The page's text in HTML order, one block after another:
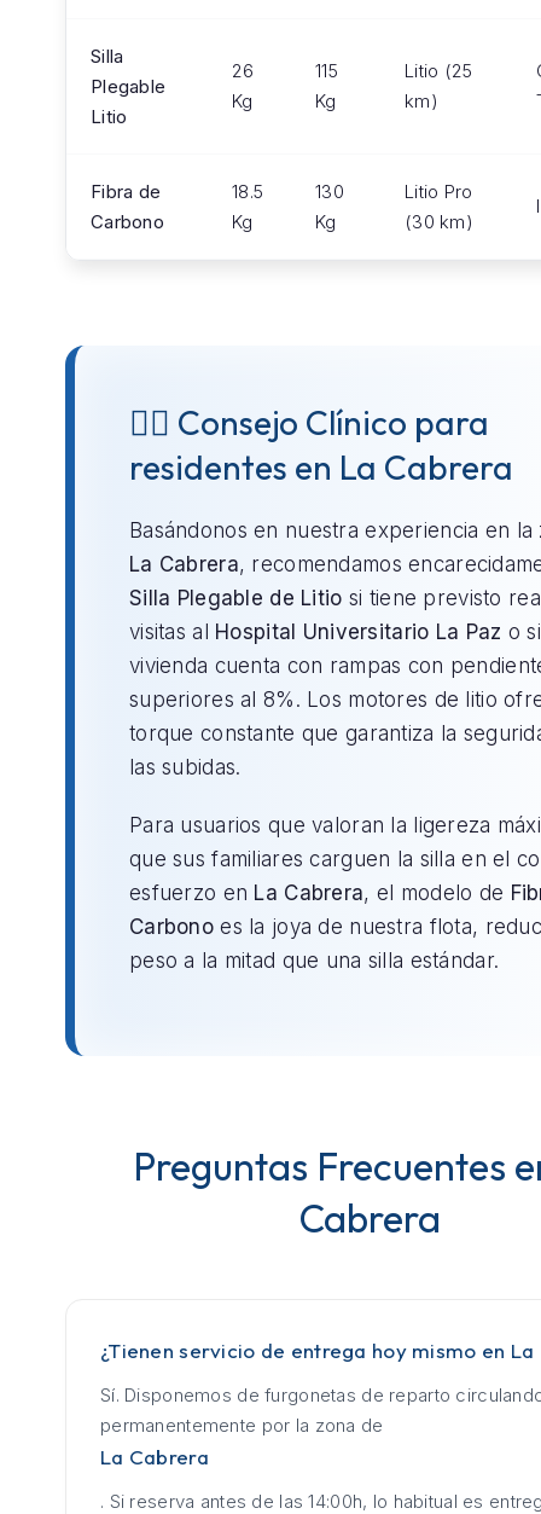
Silla
Plegable
Litio
26
Kg
115
Kg
Litio (25
km)
Fibra de
Carbono
18.5
Kg
130
Kg
Litio Pro
(30 km)
👨‍⚕️ Consejo Clínico para
residentes en La Cabrera
Basándonos en nuestra experiencia en la
La Cabrera, recomendamos
Silla Plegable de Litio si tiene previsto
visitas al Hospital Universitario La Paz o
vivienda cuenta con rampas con
superiores al 8%. Los motores de litio
torque constante que garantiza la
las subidas.
Para usuarios que valoran la ligereza
que sus familiares carguen la silla en el
esfuerzo en La Cabrera, el modelo de
Carbono es la joya de nuestra flota,
peso a la mitad que una silla estándar.
Preguntas Frecuentes
Cabrera
¿Tienen servicio de entrega hoy mismo en La
Sí. Disponemos de furgonetas de reparto
permanentemente por la zona de
La Cabrera
. Si reserva antes de las 14:00h, lo habitual es